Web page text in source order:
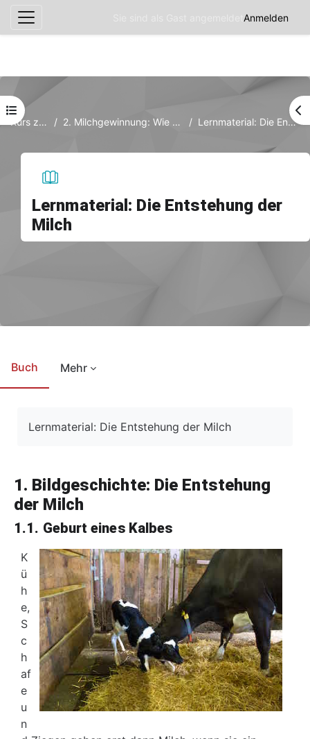
Anmelden
Kurs zur Milch 2. Milchgewinnung: Wie aus Gras Milch wird... Lernmaterial: Die Entstehung der Milch
Lernmaterial: Die Entstehung der
Milch
Kursindex öffnen
Buch Mehr
Lernmaterial: Die Entstehung der Milch
1. Bildgeschichte: Die Entstehung
der Milch
1.1. Geburt eines Kalbes
K
ü
h
e,
S
c
h
af
e
u
n